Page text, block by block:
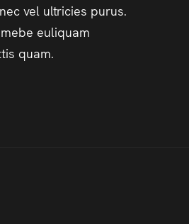
vel ultricies purus.
euliquam
quam.